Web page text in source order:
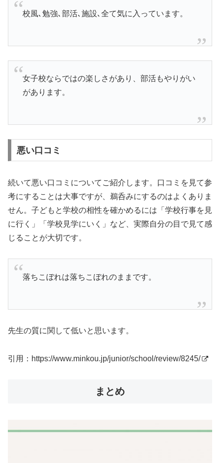
校風､勉強､部活､施設､全て気に入っています。
女子校ならではの楽しさがあり、部活もやりがい
があります。
悪い口コミ
続いて悪い口コミについてご紹介します。口コミを見て参
考にすることは大事ですが、鵜呑みにするのはよくありま
せん。子どもと学校の相性を確かめるには「学校行事を見
に行く」「学校見学にいく」など、実際自分の目で見て感
じることが大切です。
落ちこぼれは落ちこぼれのままです。
先生の質に関して低いと思います。
引用： https://www.minkou.jp/junior/school/review/8245/
まとめ